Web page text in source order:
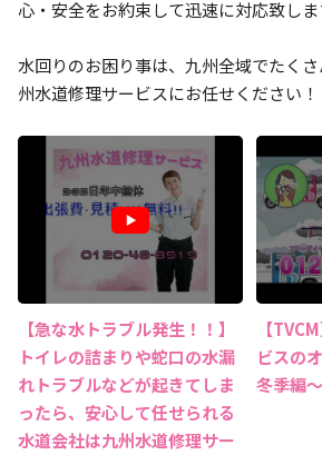
心・安全をお約束して迅速に対応致しま
水回りのお困り事は、九州全域でたく
州水道修理サービスにお任せください！
【急な水トラブル発生！！】
トイレの詰まりや蛇口の水漏
れトラブルなどが起きてしま
ったら、安心して任せられる
水道会社は九州水道修理サー
【
ビスの
冬季編～